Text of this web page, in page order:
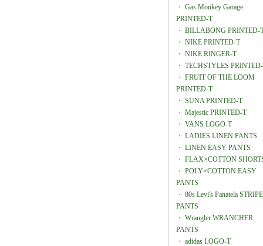
・ Gas Monkey Garage
PRINTED-T
・ BILLABONG PRINTED-
・ NIKE PRINTED-T
・ NIKE RINGER-T
・ TECHSTYLES
・ FRUIT OF THE LOOM
PRINTED-T
・ SUNA PRINTED-T
・ Majestic PRINTED-T
・ VANS LOGO-T
・ LADIES LINEN PANTS
・ LINEN EASY PANTS
・ FLAX×COTTON
・ POLY×COTTON EASY
PANTS
・ 80s Levi's Panatela STRIPE
PANTS
・ Wrangler WRANCHER
PANTS
・ adidas LOGO-T